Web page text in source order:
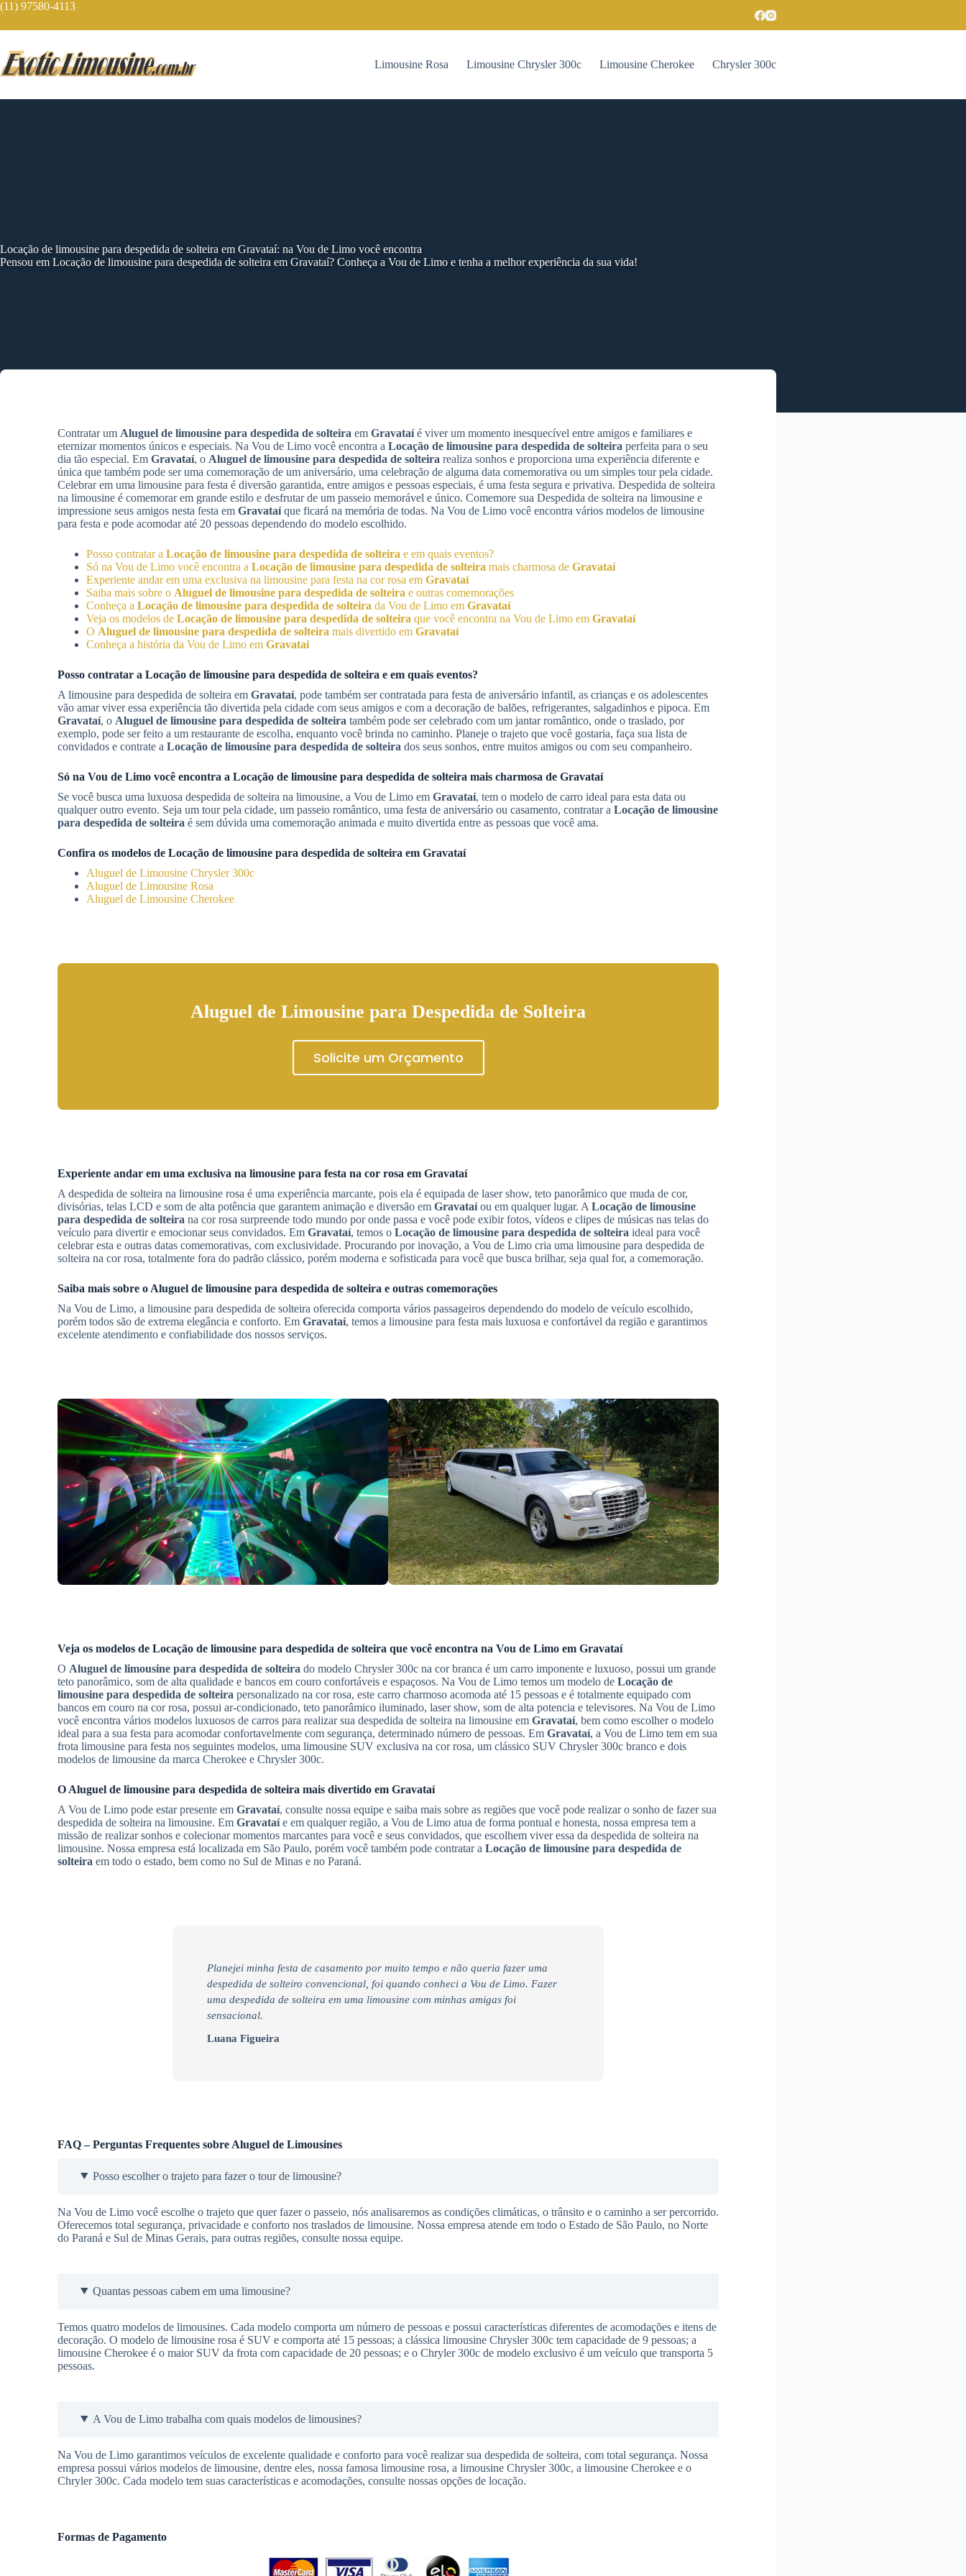
Skip
content
(11) 97580-4113
Limousine Rosa Limousine Chrysler 300c Limousine Cherokee Chrysler 300c
Locação de limousine para despedida de solteira em Gravataí: na Vou de Limo você encontra
Pensou em Locação de limousine para despedida de solteira em Gravataí? Conheça a Vou de Limo e tenha a melhor experiência da sua vida!
Contratar um Aluguel de limousine para despedida de solteira em Gravataíé viver um momento inesquecível entre amigos e familiares e
eternizar momentos únicos e especiais. Na Vou de Limo você encontra a Locação de limousine para despedida de solteira perfeita para o seu
dia tão especial. Em Gravataí, o Aluguel de limousine para despedida de solteira realiza sonhos e proporciona uma experiência diferente e
única que também pode ser uma comemoração de um aniversário, uma celebração de alguma data comemorativa ou um simples tour pela cidade.
Celebrar em uma limousine para festa é diversão garantida, entre amigos e pessoas especiais, é uma festa segura e privativa. Despedida de solteira
na limousine é comemorar em grande estilo e desfrutar de um passeio memorável e único. Comemore sua Despedida de solteira na limousine e
impressione seus amigos nesta festa em Gravataíque ficará na memória de todas. Na Vou de Limo você encontra vários modelos de limousine
para festa e pode acomodar até 20 pessoas dependendo do modelo escolhido.
Posso contratar a Locação de limousine para despedida de solteira e em quais eventos?
Só na Vou de Limo você encontra a Locação de limousine para despedida de solteira mais charmosa de Gravataí
Experiente andar em uma exclusiva na limousine para festa na cor rosa em Gravataí
Saiba mais sobre o Aluguel de limousine para despedida de solteira e outras comemorações
Conheça a Locação de limousine para despedida de solteira da Vou de Limo em Gravataí
Veja os modelos de Locação de limousine para despedida de solteira que você encontra na Vou de Limo em Gravataí
O Aluguel de limousine para despedida de solteira mais divertido em Gravataí
Conheça a história da Vou de Limo em Gravataí
Posso contratar a Locação de limousine para despedida de solteira e em quais eventos?
A limousine para despedida de solteira em Gravataí, pode também ser contratada para festa de aniversário infantil, as crianças e os adolescentes
vão amar viver essa experiência tão divertida pela cidade com seus amigos e com a decoração de balões, refrigerantes, salgadinhos e pipoca. Em
Gravataí, o Aluguel de limousine para despedida de solteira também pode ser celebrado com um jantar romântico, onde o traslado, por
exemplo, pode ser feito a um restaurante de escolha, enquanto você brinda no caminho. Planeje o trajeto que você gostaria, faça sua lista de
convidados e contrate a Locação de limousine para despedida de solteira dos seus sonhos, entre muitos amigos ou com seu companheiro.
Só na Vou de Limo você encontra a Locação de limousine para despedida de solteira mais charmosa de Gravataí
Se você busca uma luxuosa despedida de solteira na limousine, a Vou de Limo em Gravataí, tem o modelo de carro ideal para esta data ou
qualquer outro evento. Seja um tour pela cidade, um passeio romântico, uma festa de aniversário ou casamento, contratar a Locação de limousine
para despedida de solteira é sem dúvida uma comemoração animada e muito divertida entre as pessoas que você ama.
Confira os modelos de Locação de limousine para despedida de solteira em Gravataí
Aluguel de Limousine Chrysler 300c
Aluguel de Limousine Rosa
Aluguel de Limousine Cherokee
Aluguel de Limousine para Despedida de Solteira
Solicite um Orçamento
Experiente andar em uma exclusiva na limousine para festa na cor rosa em Gravataí
A despedida de solteira na limousine rosa é uma experiência marcante, pois ela é equipada de laser show, teto panorâmico que muda de cor,
divisórias, telas LCD e som de alta potência que garantem animação e diversão em Gravataíou em qualquer lugar. A Locação de limousine
para despedida de solteira na cor rosa surpreende todo mundo por onde passa e você pode exibir fotos, vídeos e clipes de músicas nas telas do
veículo para divertir e emocionar seus convidados. Em Gravataí, temos o Locação de limousine para despedida de solteira ideal para você
celebrar esta e outras datas comemorativas, com exclusividade. Procurando por inovação, a Vou de Limo cria uma limousine para despedida de
solteira na cor rosa, totalmente fora do padrão clássico, porém moderna e sofisticada para você que busca brilhar, seja qual for, a comemoração.
Saiba mais sobre o Aluguel de limousine para despedida de solteira e outras comemorações
Na Vou de Limo, a limousine para despedida de solteira oferecida comporta vários passageiros dependendo do modelo de veículo escolhido,
porém todos são de extrema elegância e conforto. Em Gravataí, temos a limousine para festa mais luxuosa e confortável da região e garantimos
excelente atendimento e confiabilidade dos nossos serviços.
Veja os modelos de Locação de limousine para despedida de solteira que você encontra na Vou de Limo em Gravataí
O Aluguel de limousine para despedida de solteira do modelo Chrysler 300c na cor branca é um carro imponente e luxuoso, possui um grande
teto panorâmico, som de alta qualidade e bancos em couro confortáveis e espaçosos. Na Vou de Limo temos um modelo de Locação de
limousine para despedida de solteira personalizado na cor rosa, este carro charmoso acomoda até 15 pessoas e é totalmente equipado com
bancos em couro na cor rosa, possui ar-condicionado, teto panorâmico iluminado, laser show, som de alta potencia e televisores. Na Vou de Limo
você encontra vários modelos luxuosos de carros para realizar sua despedida de solteira na limousine em Gravataí, bem como escolher o modelo
ideal para a sua festa para acomodar confortavelmente com segurança, determinado número de pessoas. Em Gravataí, a Vou de Limo tem em sua
frota limousine para festa nos seguintes modelos, uma limousine SUV exclusiva na cor rosa, um clássico SUV Chrysler 300c branco e dois
modelos de limousine da marca Cherokee e Chrysler 300c.
O Aluguel de limousine para despedida de solteira mais divertido em Gravataí
A Vou de Limo pode estar presente em Gravataí, consulte nossa equipe e saiba mais sobre as regiões que você pode realizar o sonho de fazer sua
despedida de solteira na limousine. Em Gravataíe em qualquer região, a Vou de Limo atua de forma pontual e honesta, nossa empresa tem a
missão de realizar sonhos e colecionar momentos marcantes para você e seus convidados, que escolhem viver essa da despedida de solteira na
limousine. Nossa empresa está localizada em São Paulo, porém você também pode contratar a Locação de limousine para despedida de
solteira em todo o estado, bem como no Sul de Minas e no Paraná.
Planejei minha festa de casamento por muito tempo e não queria fazer uma
despedida de solteiro convencional, foi quando conheci a Vou de Limo. Fazer
uma despedida de solteira em uma limousine com minhas amigas foi
sensacional.
Luana Figueira
FAQ – Perguntas Frequentes sobre Aluguel de Limousines
Posso escolher o trajeto para fazer o tour de limousine?
Na Vou de Limo você escolhe o trajeto que quer fazer o passeio, nós analisaremos as condições climáticas, o trânsito e o caminho a ser percorrido.
Oferecemos total segurança, privacidade e conforto nos traslados de limousine. Nossa empresa atende em todo o Estado de São Paulo, no Norte
do Paraná e Sul de Minas Gerais, para outras regiões, consulte nossa equipe.
Quantas pessoas cabem em uma limousine?
Temos quatro modelos de limousines. Cada modelo comporta um número de pessoas e possui características diferentes de acomodações e itens de
decoração. O modelo de limousine rosa é SUV e comporta até 15 pessoas; a clássica limousine Chrysler 300c tem capacidade de 9 pessoas; a
limousine Cherokee é o maior SUV da frota com capacidade de 20 pessoas; e o Chryler 300c de modelo exclusivo é um veículo que transporta 5
pessoas.
A Vou de Limo trabalha com quais modelos de limousines?
Na Vou de Limo garantimos veículos de excelente qualidade e conforto para você realizar sua despedida de solteira, com total segurança. Nossa
empresa possui vários modelos de limousine, dentre eles, nossa famosa limousine rosa, a limousine Chrysler 300c, a limousine Cherokee e o
Chryler 300c. Cada modelo tem suas características e acomodações, consulte nossas opções de locação.
Formas de Pagamento